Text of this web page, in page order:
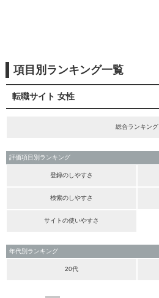
項目別ランキング一覧
転職サイト 女性
総合ランキング
評価項目別ランキング
登録のしやすさ
検索のしやすさ
サイトの使いやすさ
年代別ランキング
20代